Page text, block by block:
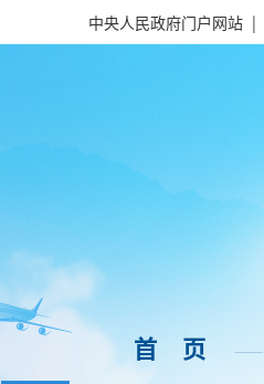
中央人民政府门户网站 |
首 页 ——